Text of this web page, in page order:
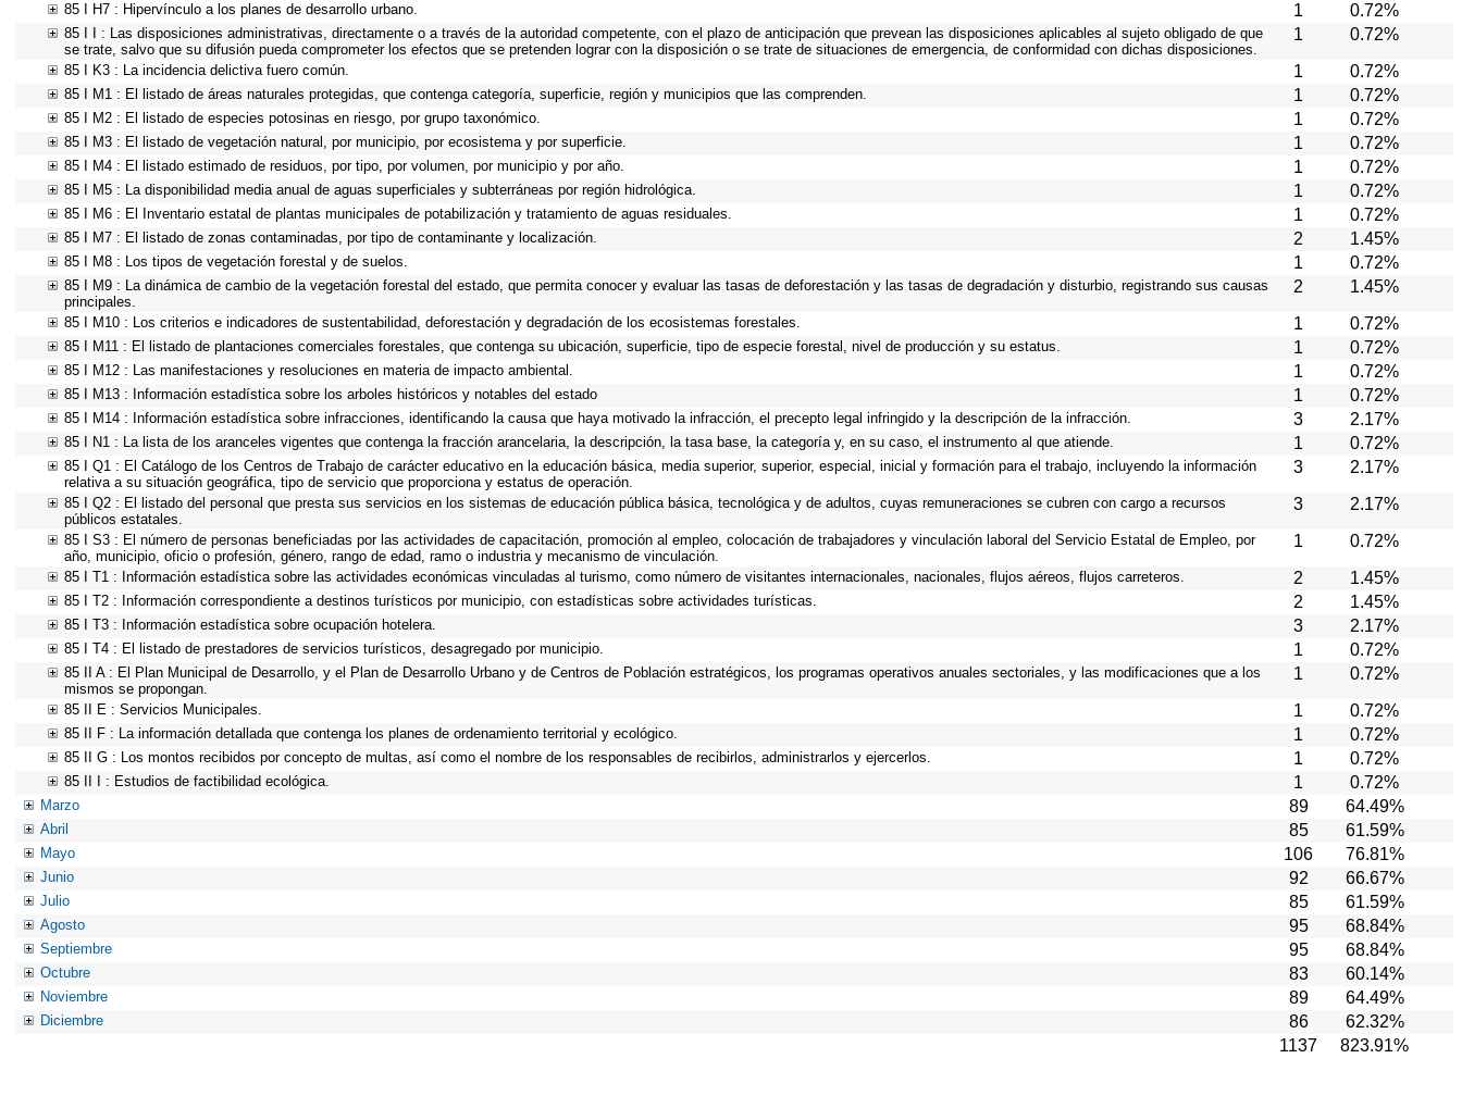
85 I H7 : Hipervínculo a los planes de desarrollo urbano. 1 0.72%
85 I I : Las disposiciones administrativas, directamente o a través de la autoridad competente, con el plazo de anticipación que prevean las disposiciones aplicables al sujeto obligado de que
se trate, salvo que su difusión pueda comprometer los efectos que se pretenden lograr con la disposición o se trate de situaciones de emergencia, de conformidad con dichas disposiciones.
1 0.72%
85 I K3 : La incidencia delictiva fuero común. 1 0.72%
85 I M1 : El listado de áreas naturales protegidas, que contenga categoría, superficie, región y municipios que las comprenden. 1 0.72%
85 I M2 : El listado de especies potosinas en riesgo, por grupo taxonómico. 1 0.72%
85 I M3 : El listado de vegetación natural, por municipio, por ecosistema y por superficie. 1 0.72%
85 I M4 : El listado estimado de residuos, por tipo, por volumen, por municipio y por año. 1 0.72%
85 I M5 : La disponibilidad media anual de aguas superficiales y subterráneas por región hidrológica. 1 0.72%
85 I M6 : El Inventario estatal de plantas municipales de potabilización y tratamiento de aguas residuales. 1 0.72%
85 I M7 : El listado de zonas contaminadas, por tipo de contaminante y localización. 2 1.45%
85 I M8 : Los tipos de vegetación forestal y de suelos. 1 0.72%
85 I M9 : La dinámica de cambio de la vegetación forestal del estado, que permita conocer y evaluar las tasas de deforestación y las tasas de degradación y disturbio, registrando sus causas
principales.
2 1.45%
85 I M10 : Los criterios e indicadores de sustentabilidad, deforestación y degradación de los ecosistemas forestales. 1 0.72%
85 I M11 : El listado de plantaciones comerciales forestales, que contenga su ubicación, superficie, tipo de especie forestal, nivel de producción y su estatus. 1 0.72%
85 I M12 : Las manifestaciones y resoluciones en materia de impacto ambiental. 1 0.72%
85 I M13 : Información estadística sobre los arboles históricos y notables del estado 1 0.72%
85 I M14 : Información estadística sobre infracciones, identificando la causa que haya motivado la infracción, el precepto legal infringido y la descripción de la infracción. 3 2.17%
85 I N1 : La lista de los aranceles vigentes que contenga la fracción arancelaria, la descripción, la tasa base, la categoría y, en su caso, el instrumento al que atiende. 1 0.72%
85 I Q1 : El Catálogo de los Centros de Trabajo de carácter educativo en la educación básica, media superior, superior, especial, inicial y formación para el trabajo, incluyendo la información
relativa a su situación geográfica, tipo de servicio que proporciona y estatus de operación.
3 2.17%
85 I Q2 : El listado del personal que presta sus servicios en los sistemas de educación pública básica, tecnológica y de adultos, cuyas remuneraciones se cubren con cargo a recursos
públicos estatales.
3 2.17%
85 I S3 : El número de personas beneficiadas por las actividades de capacitación, promoción al empleo, colocación de trabajadores y vinculación laboral del Servicio Estatal de Empleo, por
año, municipio, oficio o profesión, género, rango de edad, ramo o industria y mecanismo de vinculación.
1 0.72%
85 I T1 : Información estadística sobre las actividades económicas vinculadas al turismo, como número de visitantes internacionales, nacionales, flujos aéreos, flujos carreteros. 2 1.45%
85 I T2 : Información correspondiente a destinos turísticos por municipio, con estadísticas sobre actividades turísticas. 2 1.45%
85 I T3 : Información estadística sobre ocupación hotelera. 3 2.17%
85 I T4 : El listado de prestadores de servicios turísticos, desagregado por municipio. 1 0.72%
85 II A : El Plan Municipal de Desarrollo, y el Plan de Desarrollo Urbano y de Centros de Población estratégicos, los programas operativos anuales sectoriales, y las modificaciones que a los
mismos se propongan.
1 0.72%
85 II E : Servicios Municipales. 1 0.72%
85 II F : La información detallada que contenga los planes de ordenamiento territorial y ecológico. 1 0.72%
85 II G : Los montos recibidos por concepto de multas, así como el nombre de los responsables de recibirlos, administrarlos y ejercerlos. 1 0.72%
85 II I : Estudios de factibilidad ecológica. 1 0.72%
Marzo 89 64.49%
Abril 85 61.59%
Mayo 106 76.81%
Junio 92 66.67%
Julio 85 61.59%
Agosto 95 68.84%
Septiembre 95 68.84%
Octubre 83 60.14%
Noviembre 89 64.49%
Diciembre 86
62.32%
1137
823.91%